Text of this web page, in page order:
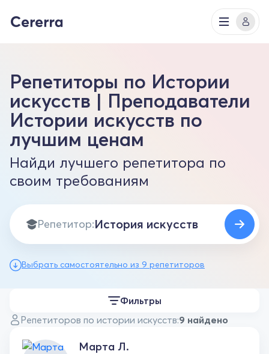
Репетиторы по Истории
искусств | Преподаватели
Истории искусств по
лучшим ценам
Найди лучшего репетитора по
своим требованиям
Репетитор:
Выбрать самостоятельно из 9 репетиторов
Репетиторов по истории искусств:9 найдено
Фильтры
Марта Л.